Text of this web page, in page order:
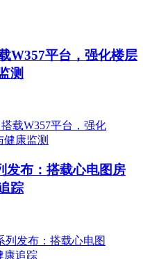
W357平台，强化楼层
测
发布：搭载心电图房
踪